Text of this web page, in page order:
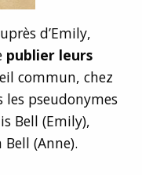
d’Emily,
publier leurs
commun, chez
les pseudonymes
Bell (Emily),
(Anne).